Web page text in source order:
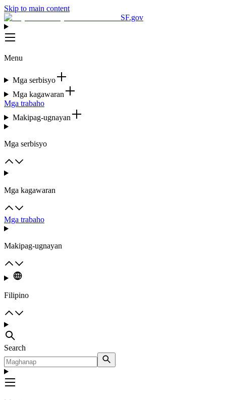
Skip to main content
SF.gov
Menu
Mga serbisyo
Mga kagawaran
Mga trabaho
Makipag-ugnayan
Mga serbisyo
Mga kagawaran
Mga trabaho
Makipag-ugnayan
Filipino
Search